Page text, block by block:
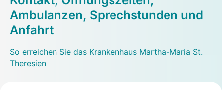
Ambulanzen, Sprechstunden und
Anfahrt
So erreichen Sie das Krankenhaus Martha-Maria St.
Theresien